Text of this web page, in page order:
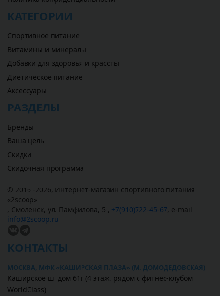
КАТЕГОРИИ
Спортивное питание
Витамины и минералы
Добавки для здоровья и красоты
Диетическое питание
Аксессуары
РАЗДЕЛЫ
Бренды
Ваша цель
Скидки
Скидочная программа
© 2016 -2026, Интернет-магазин спортивного питания
«2scoop»
, Смоленск, ул. Памфилова, 5 , +7(910)722-45-67, e-mail:
info@2scoop.ru
КОНТАКТЫ
МОСКВА, МФК «КАШИРСКАЯ ПЛАЗА» (М. ДОМОДЕДОВСКАЯ)
Каширское ш. дом 61г (4 этаж, рядом с фитнес-клубом
WorldClass)